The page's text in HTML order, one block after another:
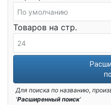
Товаров на стр.
Для поиска по названию,
'Расширенный поиск'